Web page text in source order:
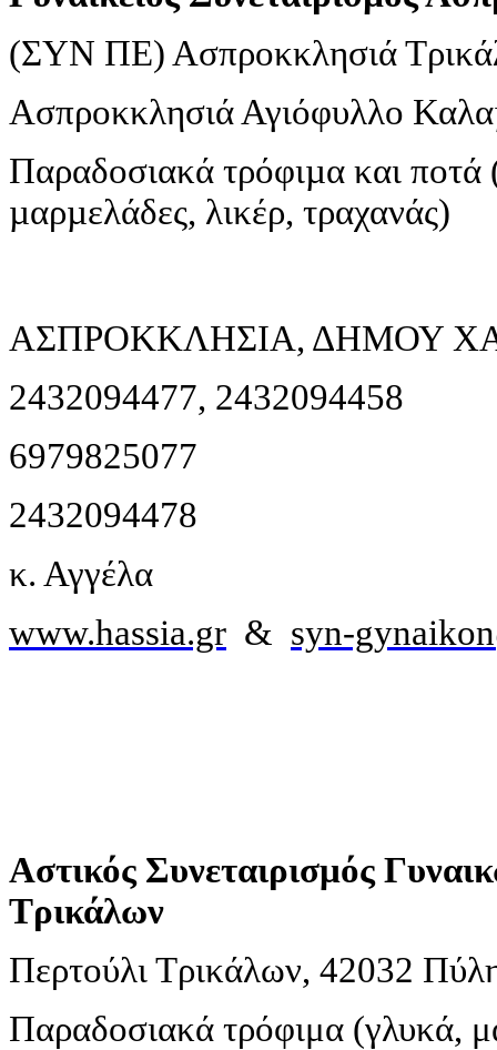
(ΣΥΝ ΠΕ) Ασπροκκλησιά
Ασπροκκλησιά Αγιόφυλλο
Παραδοσιακά τρόφιµα και ποτά
µαρµελάδες, λικέρ, τραχανάς)
ΑΣΠΡΟΚΚΛΗΣΙΑ, ΔΗΜΟΥ
2432094477, 2432094458
6979825077
2432094478
κ. Αγγέλα
www.hassia.gr & syn-
Αστικός Συνεταιρισμός
Τρικάλων
Περτούλι Τρικάλων, 42032
Παραδοσιακά τρόφιμα (γλυκά,